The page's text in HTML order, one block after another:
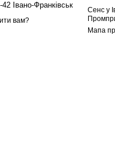
Івано-Франківськ
вам?
Сенс у
Мапа